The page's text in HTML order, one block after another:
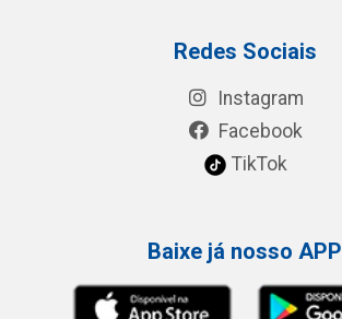
Redes Sociais
Instagram
Facebook
TikTok
Baixe já nosso APP